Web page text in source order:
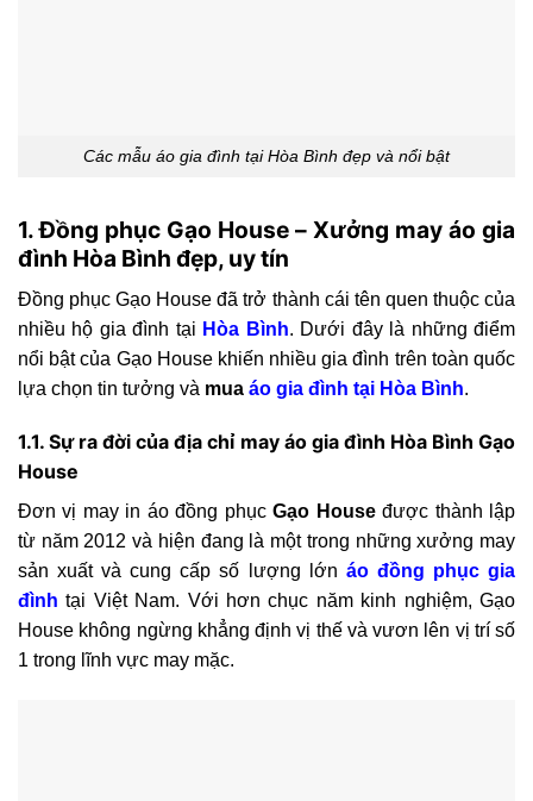
Các mẫu áo gia đình tại Hòa Bình đẹp và nổi bật
1. Đồng phục Gạo House – Xưởng may áo gia
đình Hòa Bình đẹp, uy tín
Đồng phục Gạo House đã trở thành cái tên quen thuộc của
nhiều hộ gia đình tại Hòa Bình. Dưới đây là những điểm
nổi bật của Gạo House khiến nhiều gia đình trên toàn quốc
lựa chọn tin tưởng và mua áo gia đình tại Hòa Bình.
1.1. Sự ra đời của địa chỉ may áo gia đình Hòa Bình Gạo
House
Đơn vị may in áo đồng phụcGạo Houseđược thành lập
từ năm 2012 và hiện đang là một trong những xưởng may
sản xuất và cung cấp số lượng lớn áo đồng phục gia
đình tại Việt Nam. Với hơn chục năm kinh nghiệm, Gạo
House không ngừng khẳng định vị thế và vươn lên vị trí số
1 trong lĩnh vực may mặc.